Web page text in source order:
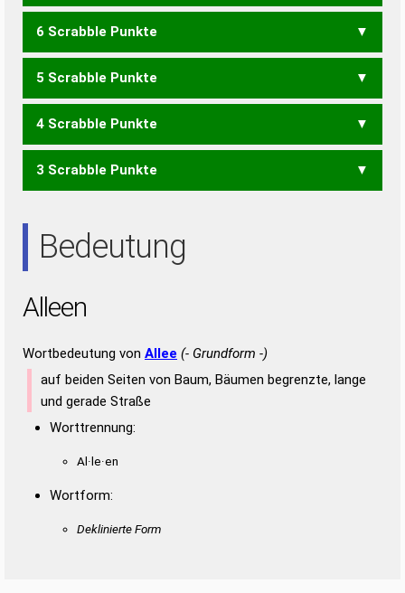
ALLEN ELLEN
6 Scrabble Punkte
ELLE NELL
5 Scrabble Punkte
ELAN ELEN
4 Scrabble Punkte
ALE
3 Scrabble Punkte
Bedeutung
Alleen
Wortbedeutung von Allee (- Grundform -)
auf beiden Seiten von Baum, Bäumen begrenzte, lange
und gerade Straße
Worttrennung:
Al·le·en
Wortform:
Deklinierte Form